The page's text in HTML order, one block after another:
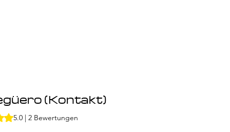
(Kontakt)
beträgt 5.0 von fünf Sternen, basierend auf 2 Bewertungen.
5.0 | 2 Bewertungen